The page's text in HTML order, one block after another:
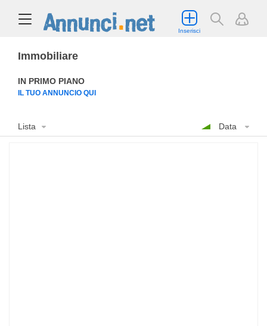
Inserisci
Immobiliare
IN PRIMO PIANO
IL TUO ANNUNCIO QUI
Lista Data